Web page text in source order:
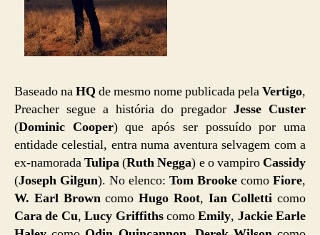
Baseado naHQ de mesmo nome publicada pelaVertigo,
Preacher segue a história do pregadorJesse Custer
(Dominic Cooper) que após ser possuído por uma
entidade celestial, entra numa aventura selvagem com a
ex-namoradaTulipa(Ruth Negga) e o vampiro Cassidy
(Joseph Gilgun). No elenco: Tom Brooke como Fiore,
W. Earl Browncomo Hugo Root, Ian Colletti como
Cara de Cu,Lucy GriffithscomoEmily, Jackie Earle